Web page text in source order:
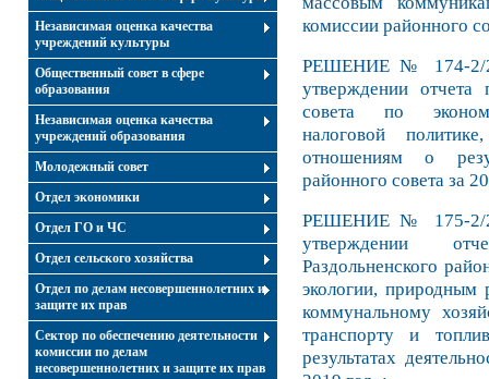
Независимая оценка качества
учреждений культуры
Общественный совет в сфере
образования
Независимая оценка качества
учреждений образования
Молодежный совет
Отдел экономики
Отдел ГО и ЧС
Отдел сельского хозяйства
Отдел по делам несовершеннолетних и
защите их прав
Сектор по обеспечению деятельности
комиссии по делам
несовершеннолетних и защите их прав
комиссии районного
РЕШЕНИЕ № 174-2/
утверждении отчета
совета по
налоговой
отношениям о
районного совета за
РЕШЕНИЕ № 175-2/
утверждении
Раздольненского
экологии, природным
коммунальному
транспорту и
результатах